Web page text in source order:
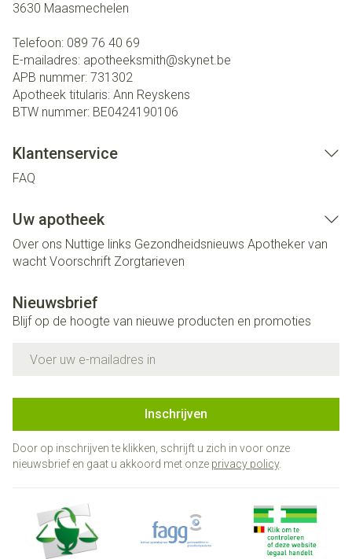
3630 Maasmechelen
Telefoon: 089 76 40 69
E-mailadres: apotheeksmith@skynet.be
APB nummer: 731302
Apotheek titularis: Ann Reyskens
BTW nummer: BE0424190106
Klantenservice
FAQ
Uw apotheek
Over ons Nuttige links Gezondheidsnieuws Apotheker van
wacht Voorschrift Zorgtarieven
Nieuwsbrief
Blijf op de hoogte van nieuwe producten en promoties
Inschrijven
Door op inschrijven te klikken, schrijft u zich in voor onze
nieuwsbrief en gaat u akkoord met onze privacy policy.